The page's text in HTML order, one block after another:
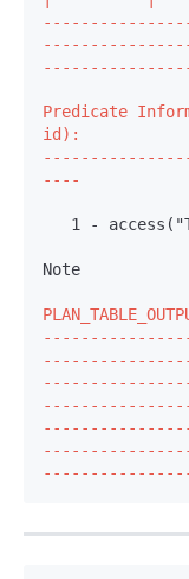
Predicate
id):
----
1 -
Note